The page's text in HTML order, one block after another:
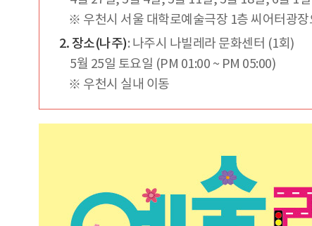
※ 우천시 서울 대학로예술극장 1층 씨어터광장
2. 장소(나주): 나주시 나빌레라 문화센터 (1회)
5월 25일 토요일 (PM 01:00 ~ PM 05:00)
※ 우천시 실내 이동